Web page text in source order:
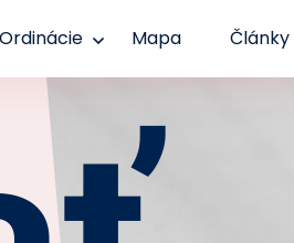
Ordinácie Mapa Články